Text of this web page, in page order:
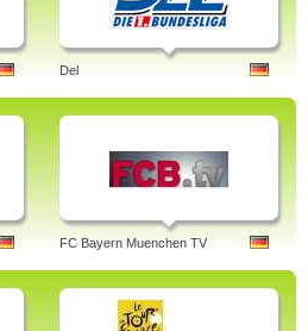
Del
FC Bayern Muenchen TV